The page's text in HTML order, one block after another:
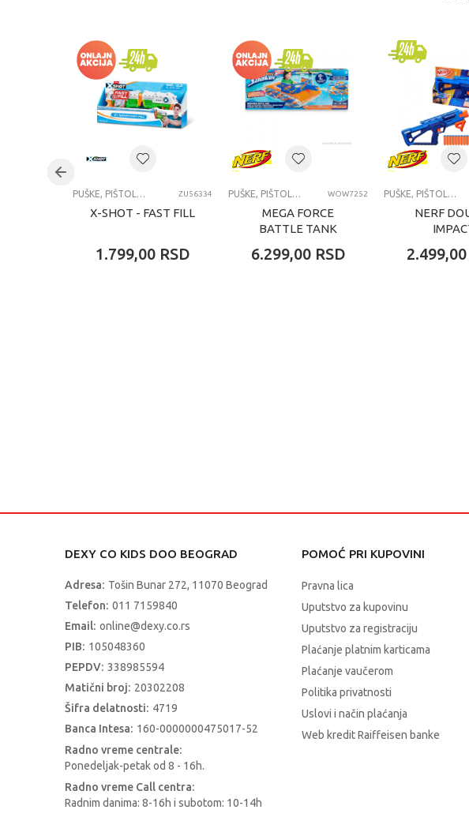
Puške, pištolji, blasteri i
Brend
Pol dečaci
Uzrast 8+ godina
PUŠKE PIŠTOLJI BLASTERI
PUŠKE, PIŠTOLJI, BLASTERI I MAČEVI ZU56334
X-SHOT - FAST FILL
1.799,00 RSD
PUŠKE, PIŠTOLJI, BLASTERI I MAČEVI WOW7252
MEGA FORCE
BATTLE TANK
6.299,00 RSD
PUŠKE, PIŠTOLJI, BLASTERI I MAČEVI
NERF
2.499,00
DEXY CO KIDS DOO BEOGRAD
Adresa: Tošin Bunar 272, 11070 Beograd
Telefon: 011 7159840
Email: online@dexy.co.rs
PIB: 105048360
PEPDV: 338985594
Matični broj: 20302208
Šifra delatnosti: 4719
Banca Intesa: 160-0000000475017-52
Radno vreme centrale:
Ponedeljak-petak od 8 - 16h.
Radno vreme Call centra:
Radnim danima: 8-16h i subotom: 10-14h
POMOĆ PRI KUPOVINI
Pravna lica
Uputstvo za kupovinu
Uputstvo za registraciju
Plaćanje platnim karticama
Plaćanje vaučerom
Politika privatnosti
Uslovi i način plaćanja
Web kredit Raiffeisen banke